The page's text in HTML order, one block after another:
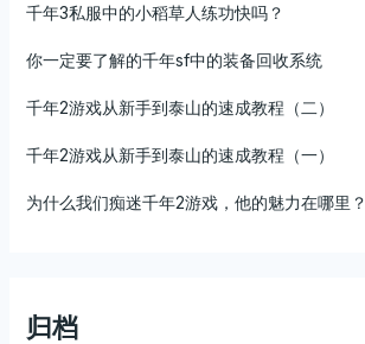
千年3私服中的小稻草人练功快吗？
你一定要了解的千年sf中的装备回收系统
千年2游戏从新手到泰山的速成教程（二）
千年2游戏从新手到泰山的速成教程（一）
为什么我们痴迷千年2游戏，他的魅力在哪里？
归档